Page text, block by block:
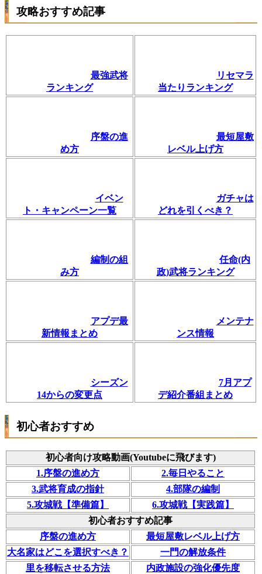
攻略おすすめ記事
最強武将
ランキング
リセマラ
当たりランキング
序盤の進
め方
最短屋敷
レベル上げ方
イベン
ト・キャンペーン一覧
ガチャは
どれを引くべき？
編制の組
み方
任命(内
政)武将ランキング
アプデ最
新情報まとめ
メンテナ
ンス情報
シーズン
14からの変更点
7月アプ
デ紹介番組まとめ
初心者おすすめ
初心者向け攻略動画(Youtubeに飛びます)
1.序盤の進め方
2.毎日やること
3.武将育成の指針
4.部隊の編制
5.攻城戦【準備篇】
6.攻城戦【実践篇】
初心者おすすめ記事
序盤の進め方
最短屋敷レベル上げ方
大名家はどこを選択すべき？
一門の解放条件
里を移転させる方法
内政施設の強化優先度